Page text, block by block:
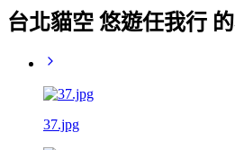
台北貓空 悠遊任我行
37.jpg